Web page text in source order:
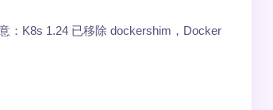
：K8s 1.24 已移除 dockershim，Docker